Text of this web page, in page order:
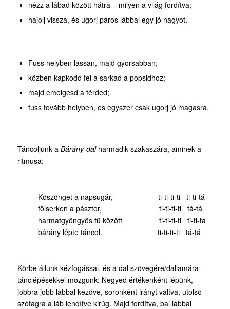
nézz a lábad között hátra – milyen a világ fordítva;
hajolj vissza, és ugorj páros lábbal egy jó nagyot.
Fuss helyben lassan, majd gyorsabban;
közben kapkodd fel a sarkad a popsidhoz;
majd emelgesd a térded;
fuss tovább helyben, és egyszer csak ugorj jó magasra.
Táncoljunk a Bárány-dalharmadik szakaszára, aminek a
ritmusa:
Köszönget a napsugár, ti-ti-ti-ti ti-ti-tá
fölserken a pásztor, ti-ti-ti-ti tá-tá
harmatgyöngyös fű között ti-ti-ti-ti ti-ti-tá
bárány lépte táncol. ti-ti-ti-ti tá-tá
Körbe állunk kézfogással, és a dal szövegére/dallamára
tánclépésekkel mozgunk: Negyed értékenként lépünk,
jobbra jobb lábbal kezdve, soronként irányt váltva, utolsó
szótagra a láb lendítve kirúg. Majd fordítva, bal lábbal